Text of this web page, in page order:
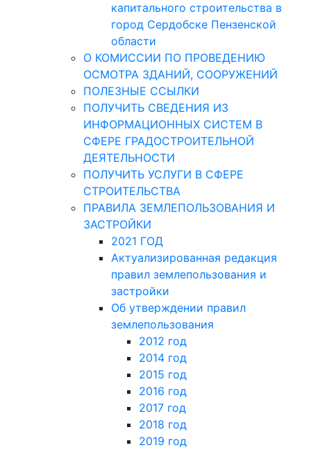
капитального строительства в
город Сердобске Пензенской
области
О КОМИССИИ ПО ПРОВЕДЕНИЮ
ОСМОТРА ЗДАНИЙ, СООРУЖЕНИЙ
ПОЛЕЗНЫЕ ССЫЛКИ
ПОЛУЧИТЬ СВЕДЕНИЯ ИЗ
ИНФОРМАЦИОННЫХ СИСТЕМ В
СФЕРЕ ГРАДОСТРОИТЕЛЬНОЙ
ДЕЯТЕЛЬНОСТИ
ПОЛУЧИТЬ УСЛУГИ В СФЕРЕ
СТРОИТЕЛЬСТВА
ПРАВИЛА ЗЕМЛЕПОЛЬЗОВАНИЯ И
ЗАСТРОЙКИ
2021 ГОД
Актуализированная редакция
правил землепользования и
застройки
Об утверждении правил
землепользования
2012 год
2014 год
2015 год
2016 год
2017 год
2018 год
2019 год